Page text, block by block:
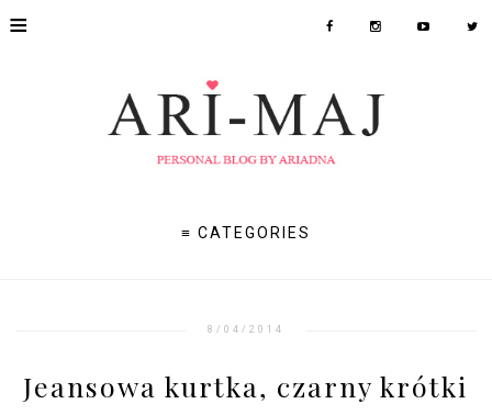
≡
≡ CATEGORIES
8/04/2014
Jeansowa kurtka, czarny krótki